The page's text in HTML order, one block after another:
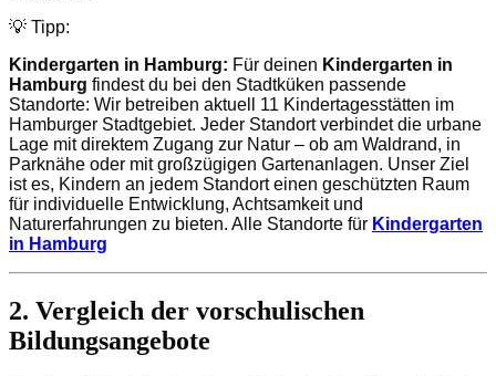
💡 Tipp:
Kindergarten in Hamburg: Für deinen Kindergarten in
Hamburg findest du bei den Stadtküken passende
Standorte: Wir betreiben aktuell 11 Kindertagesstätten im
Hamburger Stadtgebiet. Jeder Standort verbindet die urbane
Lage mit direktem Zugang zur Natur – ob am Waldrand, in
Parknähe oder mit großzügigen Gartenanlagen. Unser Ziel
ist es, Kindern an jedem Standort einen geschützten Raum
für individuelle Entwicklung, Achtsamkeit und
Naturerfahrungen zu bieten. Alle Standorte für Kindergarten
in Hamburg
2. Vergleich der vorschulischen
Bildungsangebote